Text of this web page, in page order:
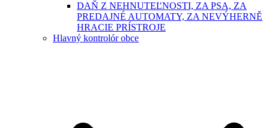
DAŇ Z NEHNUTEĽNOSTI, ZA PSA, ZA
PREDAJNÉ AUTOMATY, ZA NEVÝHERNĚ
HRACIE PRÍSTROJE
Hlavný kontrolór obce